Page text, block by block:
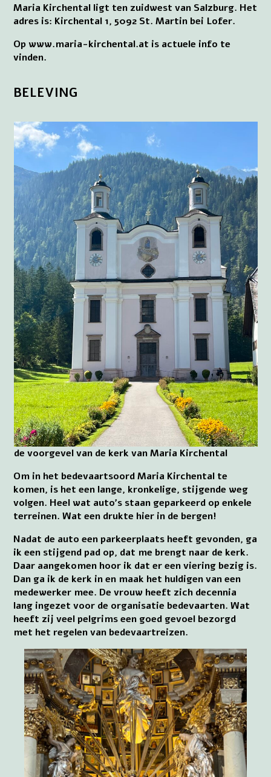
Maria Kirchental ligt ten zuidwest van Salzburg. Het
adres is: Kirchental 1, 5092 St. Martin bei Lofer.
Op www.maria-kirchental.at is actuele info te
vinden.
BELEVING
de voorgevel van de kerk van Maria Kirchental
Om in het bedevaartsoord Maria Kirchental te
komen, is het een lange, kronkelige, stijgende weg
volgen. Heel wat auto’s staan geparkeerd op enkele
terreinen. Wat een drukte hier in de bergen!
Nadat de auto een parkeerplaats heeft gevonden, ga
ik een stijgend pad op, dat me brengt naar de kerk.
Daar aangekomen hoor ik dat er een viering bezig is.
Dan ga ik de kerk in en maak het huldigen van een
medewerker mee. De vrouw heeft zich decennia
lang ingezet voor de organisatie bedevaarten. Wat
heeft zij veel pelgrims een goed gevoel bezorgd
met het regelen van bedevaartreizen.